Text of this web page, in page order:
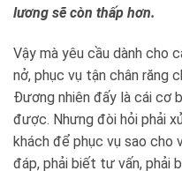
lương sẽ còn thấp hơn.
Vậy mà yêu cầu dành cho
nở, phục vụ tận chân răng
Đương nhiên đấy là cái cơ
được. Nhưng đòi hỏi phải
khách để phục vụ sao cho
đáp, phải biết tư vấn, phải